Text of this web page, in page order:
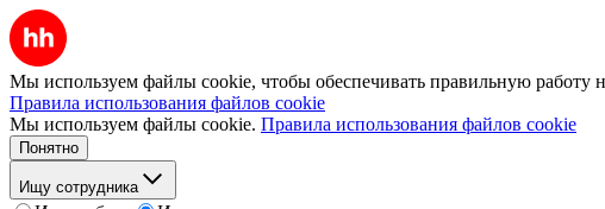
Мы используем файлы cookie, чтобы обеспечивать правильную работу
Правила использования файлов cookie
Мы используем файлы cookie. Правила использования файлов cookie
Понятно
Ищу сотрудника